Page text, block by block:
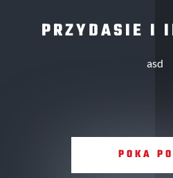
PRZYDASIE I
asd
POKA